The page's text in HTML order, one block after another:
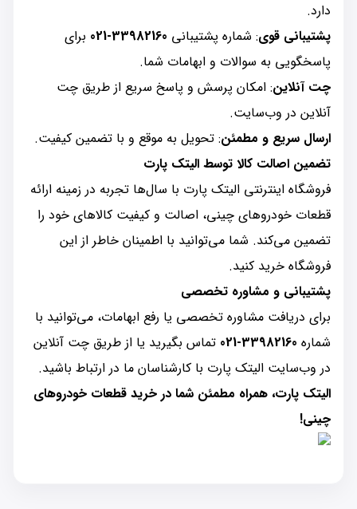
دارد.
پشتیبانی قوی: شماره پشتیبانی 33982160-021
برای
پاسخگویی به سوالات و ابهامات شما.
چت آنلاین: امکان پرسش و پاسخ سریع از طریق چت
آنلاین در وب‌سایت.
ارسال سریع و مطمئن: تحویل به موقع و با تضمین کیفیت.
تضمین اصالت کالا توسط الیتک پارت
فروشگاه اینترنتی الیتک پارت با سال‌ها تجربه در زمینه ارائه
قطعات خودروهای چینی، اصالت و کیفیت کالاهای خود را
تضمین می‌کند. شما می‌توانید با اطمینان خاطر از این
فروشگاه خرید کنید.
پشتیبانی و مشاوره تخصصی
برای دریافت مشاوره تخصصی یا رفع ابهامات، می‌توانید با
شماره 33982160-021
تماس بگیرید یا از طریق چت آنلاین
در وب‌سایت الیتک پارت با کارشناسان ما در ارتباط باشید.
الیتک پارت، همراه مطمئن شما در خرید قطعات خودروهای
چینی!